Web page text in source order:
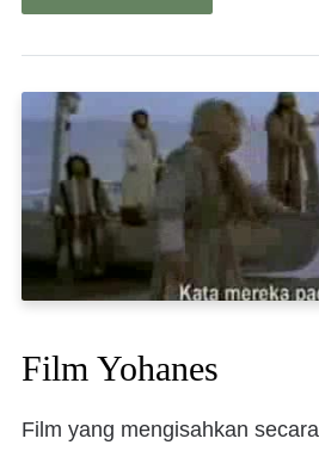
Film Yohanes
Film yang mengisahkan